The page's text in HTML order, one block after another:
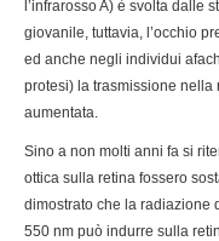
l’infrarosso A) è svolta dalle
giovanile, tuttavia, l’occhio
ed anche negli individui
protesi) la trasmissione nella
aumentata.
Sino a non molti anni fa si
ottica sulla retina fossero
dimostrato che la radiazione
550 nm può indurre sulla